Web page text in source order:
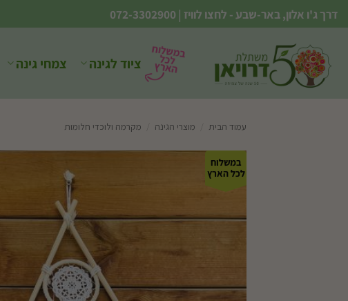
Skip
to
content
דרך ג'ו אלון, באר-שבע - לחצו לוויז |
072-3302900
ציוד לגינה צמחי גינה
עמוד הבית מוצרי הגינה מקרמה ולוכדי חלומות
במשלוח
לכל הארץ